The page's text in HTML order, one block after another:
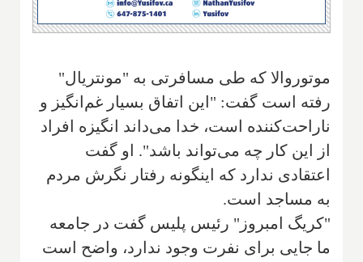
موتوروالا که طی مسافرتی به "مونتریال"
رفته است‌ گفت: "این اتفاق بسیار غم‌انگیز و
ناراحت‌کننده است، خدا می‌داند انگیزه افراد
از این کار چه می‌تواند باشد". او گفت
اعتقادی ندارد که اینگونه رفتار نگرش مردم
به مساجد است.
"کریگ امبروز" رئیس پلیس گفت در جامعه
ما جایی برای نفرت وجود ندارد، واضح است